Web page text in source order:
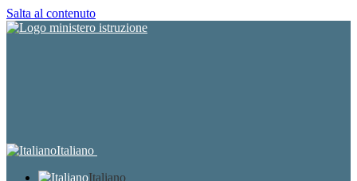
Salta al contenuto
Italiano
Italiano